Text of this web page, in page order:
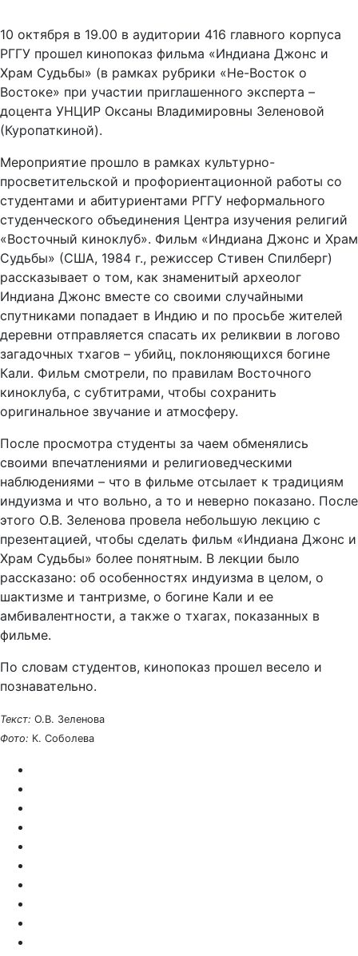
10 октября в 19.00 в аудитории 416 главного корпуса
РГГУ прошел кинопоказ фильма «Индиана Джонс и
Храм Судьбы» (в рамках рубрики «Не-Восток о
Востоке» при участии приглашенного эксперта –
доцента УНЦИР Оксаны Владимировны Зеленовой
(Куропаткиной).
Мероприятие прошло в рамках культурно-
просветительской и профориентационной работы со
студентами и абитуриентами РГГУ неформального
студенческого объединения Центра изучения религий
«Восточный киноклуб». Фильм «Индиана Джонс и Храм
Судьбы» (США, 1984 г., режиссер Стивен Спилберг)
рассказывает о том, как знаменитый археолог
Индиана Джонс вместе со своими случайными
спутниками попадает в Индию и по просьбе жителей
деревни отправляется спасать их реликвии в логово
загадочных тхагов – убийц, поклоняющихся богине
Кали. Фильм смотрели, по правилам Восточного
киноклуба, с субтитрами, чтобы сохранить
оригинальное звучание и атмосферу.
После просмотра студенты за чаем обменялись
своими впечатлениями и религиоведческими
наблюдениями – что в фильме отсылает к традициям
индуизма и что вольно, а то и неверно показано. После
этого О.В. Зеленова провела небольшую лекцию с
презентацией, чтобы сделать фильм «Индиана Джонс и
Храм Судьбы» более понятным. В лекции было
рассказано: об особенностях индуизма в целом, о
шактизме и тантризме, о богине Кали и ее
амбивалентности, а также о тхагах, показанных в
фильме.
По словам студентов, кинопоказ прошел весело и
познавательно.
Текст: О.В. Зеленова
Фото: К. Соболева